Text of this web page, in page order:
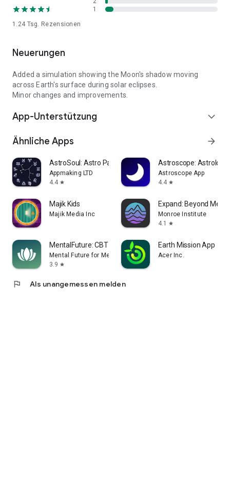
* Available in English, Catalan, Spanish, Danish, Polish,
Portuguese, Thai and Chinese.
1.24 Tsg. Rezensionen
1
Neuerungen
Added a simulation showing the Moon's shadow moving
across Earth's surface during solar eclipses.
Minor changes and improvements.
App-Unterstützung expand_more
Ähnliche Apps arrow_forward
AstroSoul: Astro Palm Reader
Appmaking LTD
4.4 star
Astroscope: Astrology
Astroscope App
4.4 star
Majik Kids
Majik Media Inc
Expand: Beyond
Monroe Institute
4.1
star
MentalFuture: CBT Hypnotherapy
Mental Future for Meditation, CBT and Sleep
3.9 star
Earth Mission App
Acer Inc.
flag Als unangemessen melden